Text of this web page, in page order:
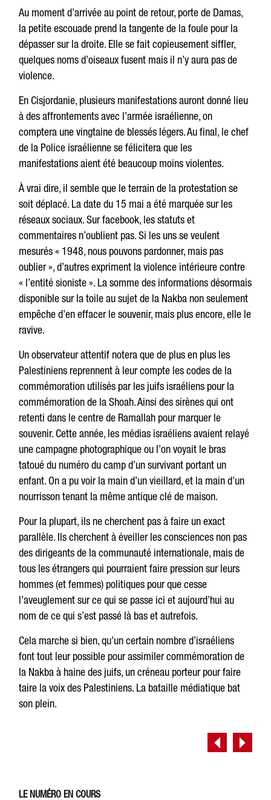
Au moment d’arrivée au point de retour, porte de Damas,
la petite escouade prend la tangente de la foule pour la
dépasser sur la droite. Elle se fait copieusement siffler,
quelques noms d’oiseaux fusent mais il n’y aura pas de
violence.
En Cisjordanie, plusieurs manifestations auront donné lieu
à des affrontements avec l’armée israélienne, on
comptera une vingtaine de blessés légers. Au final, le chef
de la Police israélienne se félicitera que les
manifestations aient été beaucoup moins violentes.
À vrai dire, il semble que le terrain de la protestation se
soit déplacé. La date du 15 mai a été marquée sur les
réseaux sociaux. Sur facebook, les statuts et
commentaires n’oublient pas. Si les uns se veulent
mesurés « 1948, nous pouvons pardonner, mais pas
oublier », d’autres expriment la violence intérieure contre
« l’entité sioniste ». La somme des informations désormais
disponible sur la toile au sujet de la Nakba non seulement
empêche d’en effacer le souvenir, mais plus encore, elle le
ravive.
Un observateur attentif notera que de plus en plus les
Palestiniens reprennent à leur compte les codes de la
commémoration utilisés par les juifs israéliens pour la
commémoration de la Shoah. Ainsi des sirènes qui ont
retenti dans le centre de Ramallah pour marquer le
souvenir. Cette année, les médias israéliens avaient relayé
une campagne photographique ou l’on voyait le bras
tatoué du numéro du camp d’un survivant portant un
enfant. On a pu voir la main d’un vieillard, et la main d’un
nourrisson tenant la même antique clé de maison.
Pour la plupart, ils ne cherchent pas à faire un exact
parallèle. Ils cherchent à éveiller les consciences non pas
des dirigeants de la communauté internationale, mais de
tous les étrangers qui pourraient faire pression sur leurs
hommes (et femmes) politiques pour que cesse
l’aveuglement sur ce qui se passe ici et aujourd’hui au
nom de ce qui s’est passé là bas et autrefois.
Cela marche si bien, qu’un certain nombre d’israéliens
font tout leur possible pour assimiler commémoration de
la Nakba à haine des juifs, un créneau porteur pour faire
taire la voix des Palestiniens. La bataille médiatique bat
son plein.
LE NUMÉRO EN COURS